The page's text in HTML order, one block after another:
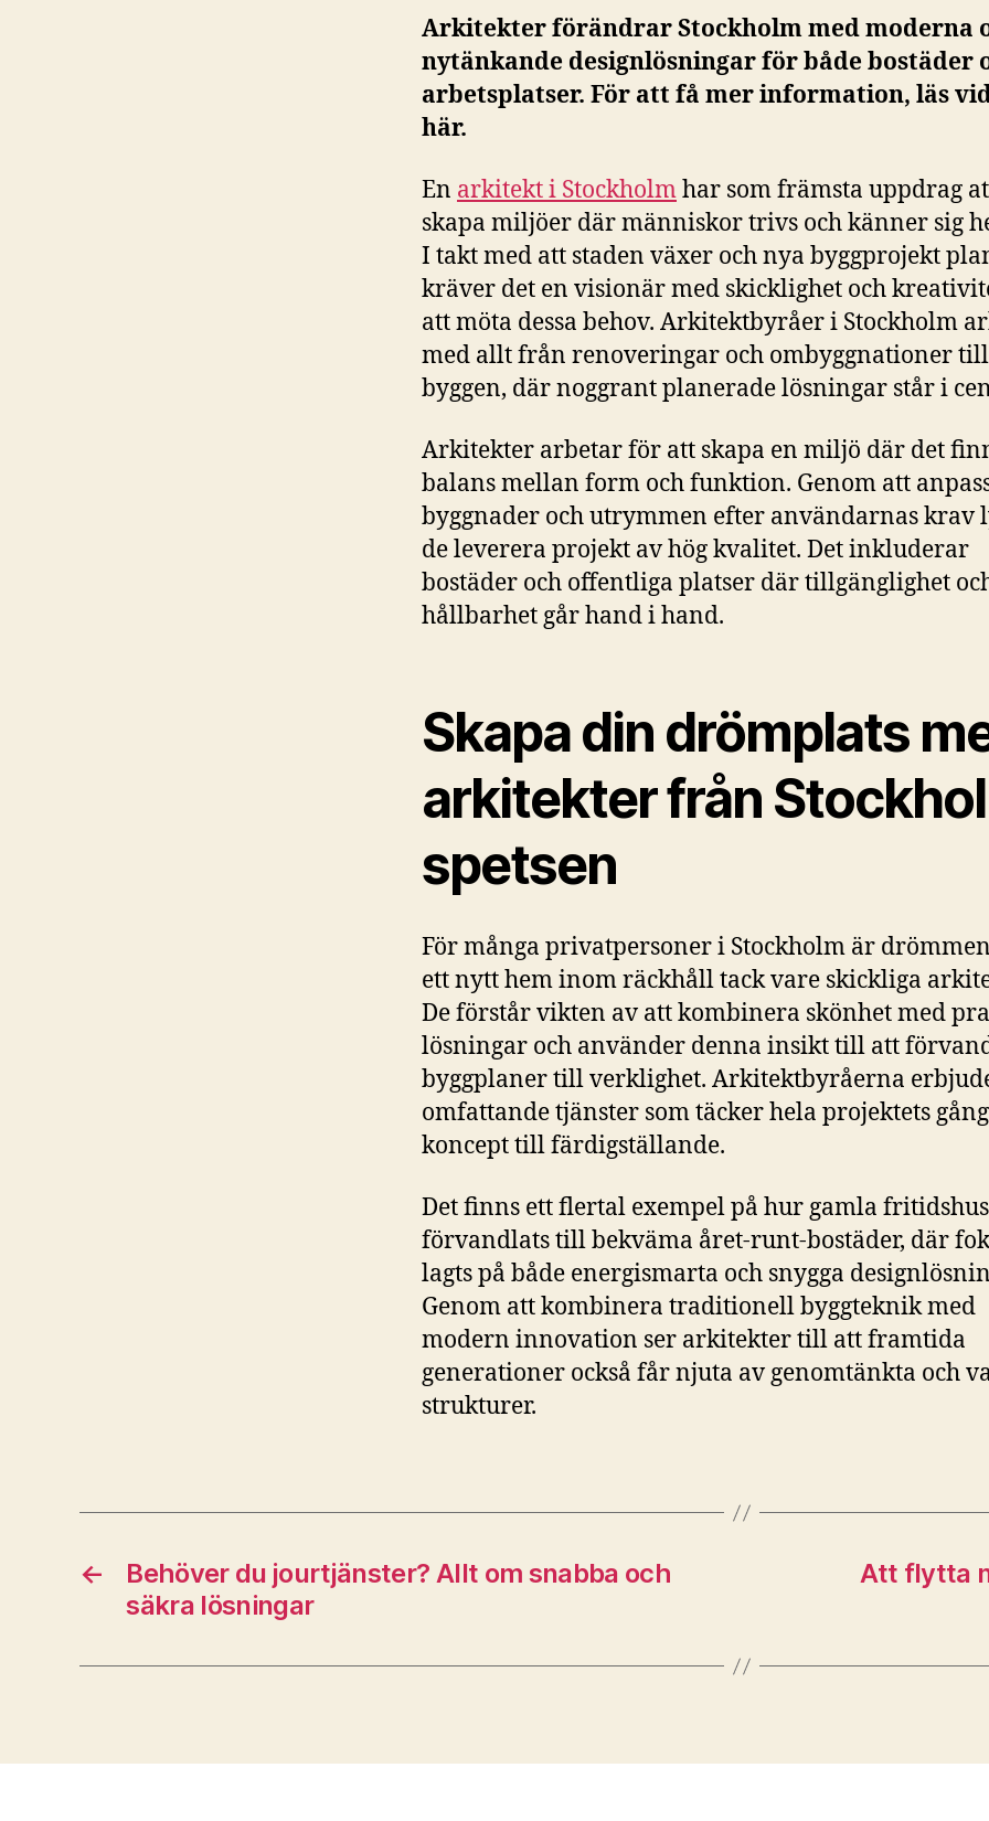
Arkitekter förändrar Stockholm med moderna
nytänkande designlösningar för både bostäder
arbetsplatser. För att få mer information, läs
här.
En arkitekt i Stockholmhar som främsta uppdrag
skapa miljöer där människor trivs och känner sig
I takt med att staden växer och nya byggprojekt
kräver det en visionär med skicklighet och
att möta dessa behov. Arkitektbyråer i Stockholm
med allt från renoveringar och ombyggnationer
byggen, där noggrant planerade lösningar står i
Arkitekter arbetar för att skapa en miljö där det
balans mellan form och funktion. Genom att
byggnader och utrymmen efter användarnas krav
de leverera projekt av hög kvalitet. Det inkluderar
bostäder och offentliga platser där tillgänglighet
hållbarhet går hand i hand.
Skapa din drömplats
arkitekter från
spetsen
För många privatpersoner i Stockholm är
ett nytt hem inom räckhåll tack vare skickliga
De förstår vikten av att kombinera skönhet med
lösningar och använder denna insikt till att
byggplaner till verklighet. Arkitektbyråerna
omfattande tjänster som täcker hela projektets
koncept till färdigställande.
Det finns ett flertal exempel på hur gamla fritidshus
förvandlats till bekväma året-runt-bostäder, där
lagts på både energismarta och snygga
Genom att kombinera traditionell byggteknik med
modern innovation ser arkitekter till att framtida
generationer också får njuta av genomtänkta och
strukturer.
←
Behöver du jourtjänster? Allt om snabba och
säkra lösningar
Att flytta